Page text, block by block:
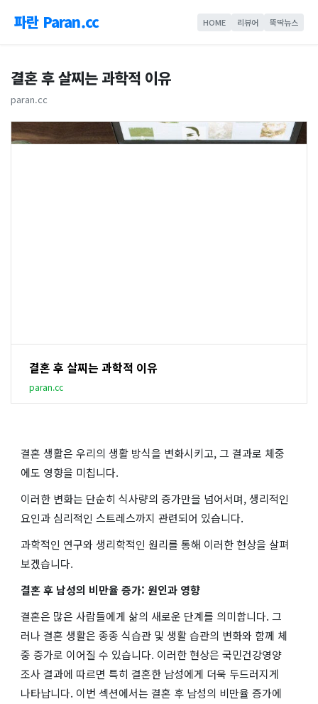
파란 Paran.cc HOME 리뷰어 뚝딱뉴스
결혼 후 살찌는 과학적 이유
paran.cc
결혼 후 살찌는 과학적 이유
paran.cc
결혼 생활은 우리의 생활 방식을 변화시키고, 그 결과로 체중
에도 영향을 미칩니다.
이러한 변화는 단순히 식사량의 증가만을 넘어서며, 생리적인
요인과 심리적인 스트레스까지 관련되어 있습니다.
과학적인 연구와 생리학적인 원리를 통해 이러한 현상을 살펴
보겠습니다.
결혼 후 남성의 비만율 증가: 원인과 영향
결혼은 많은 사람들에게 삶의 새로운 단계를 의미합니다. 그
러나 결혼 생활은 종종 식습관 및 생활 습관의 변화와 함께 체
중 증가로 이어질 수 있습니다. 이러한 현상은 국민건강영양
조사 결과에 따르면 특히 결혼한 남성에게 더욱 두드러지게
나타납니다. 이번 섹션에서는 결혼 후 남성의 비만율 증가에